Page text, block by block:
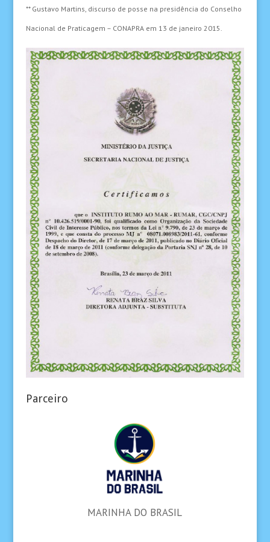
** Gustavo Martins, discurso de posse na presidência do Conselho
Nacional de Praticagem – CONAPRA em 13 de janeiro 2015.
Parceiro
MARINHA DO BRASIL